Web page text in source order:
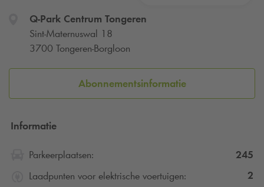
Q-ParkCentrum Tongeren
Sint-Maternuswal 18
3700 Tongeren-Borgloon
Abonnementsinformatie
Informatie
Parkeerplaatsen:
245
Laadpunten voor elektrische voertuigen:
2